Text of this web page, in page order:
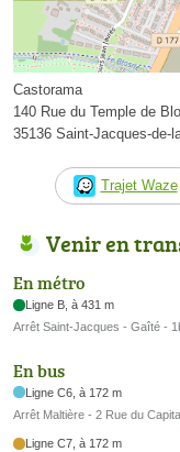
Castorama
140 Rue du Temple de
35136 Saint-Jacques-de-
Trajet Waze
Venir en
En métro
Ligne B, à 431 m
Arrêt Saint-Jacques - Gaîté -
En bus
Ligne C6, à 172 m
Arrêt Maltière - 2 Rue du
Ligne C7, à 172 m